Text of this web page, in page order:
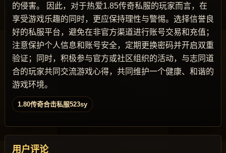
的侵害。 因此，对于热爱1.85传奇私服的玩家而言，在
享受游戏乐趣的同时，更应保持理性与警惕。选择信誉良
好的私服平台，避免在非官方渠道进行账号交易和充值；
注意保护个人信息和账号安全，定期更换密码并开启双重
验证；同时，积极参与官方或社区组织的活动，与志同道
合的玩家共同交流游戏心得，共同维护一个健康、和谐的
游戏环境。
1.80传奇合击私服523sy
用户评论